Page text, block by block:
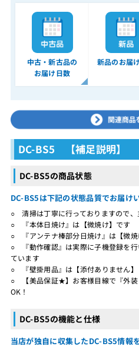
中古・新古品の
お届け日数
新品のお届
DC-BS5 【補足説明】
DC-BS5の商品状態
DC-BS5は下記の状態品質でお届け
○ 清掃は丁寧に行っておりますので、
○ 『本体日焼け』は【微焼け】です
○ 『アンテナ棒部分日焼け』は【微焼
○ 『動作確認』は実際に子機登録を
ています
○ 『壁掛用品』は【添付ありません】
○ 【美品保証★】お客様目線で『外装
OK！
DC-BS5の機能と仕様
当店が独自に収集したDC-BS5情報